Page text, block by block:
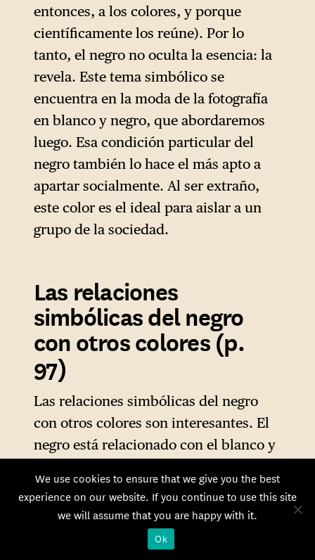
entonces, a los colores, y porque
científicamente los reúne). Por lo
tanto, el negro no oculta la esencia: la
revela. Este tema simbólico se
encuentra en la moda de la fotografía
en blanco y negro, que abordaremos
luego. Esa condición particular del
negro también lo hace el más apto a
apartar socialmente. Al ser extraño,
este color es el ideal para aislar a un
grupo de la sociedad.
Las relaciones
simbólicas del negro
con otros colores (p.
97)
Las relaciones simbólicas del negro
con otros colores son interesantes. El
negro está relacionado con el blanco y
vida, se opone al color de la muerte, el
negro. El cuadro abstracto de Franz
Formas de lucha(1914)59 (véase el
anexo VI), que representa la lucha de
We use cookies to ensure that we give you the best
experience on our website. If you continue to use this site
we will assume that you are happy with it.
Ok